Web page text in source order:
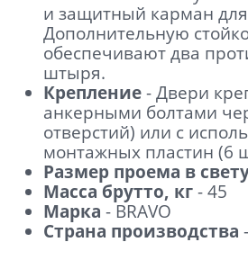
и защитный карман
Дополнительную
обеспечивают два
штыря.
Крепление- Двери
анкерными болтами
отверстий) или с
монтажных пластин (6
Размер проема в
Масса брутто, кг- 45
Марка - BRAVO
Страна производства